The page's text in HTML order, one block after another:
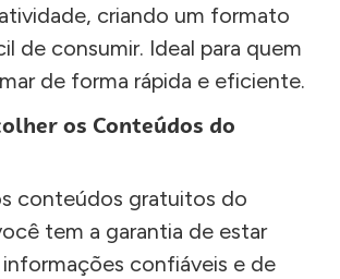
criando um formato
de consumir. Ideal para quem
de forma rápida e eficiente.
os Conteúdos do
conteúdos gratuitos do
tem a garantia de estar
confiáveis e de